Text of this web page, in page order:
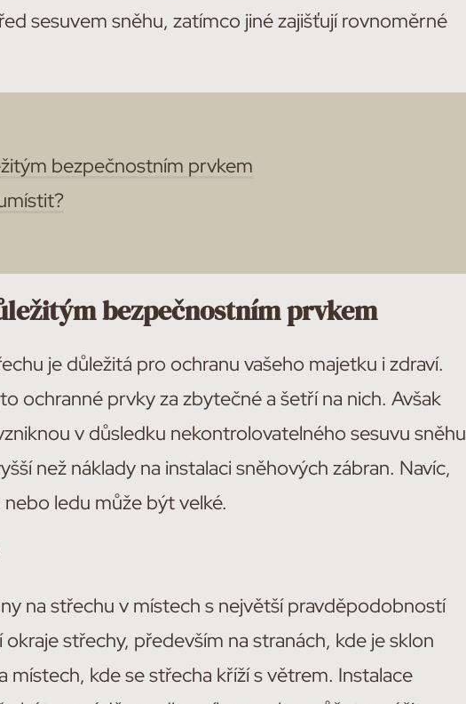
sesuvem sněhu, zatímco jiné zajišťují rovnoměrné
bezpečnostním prvkem
bezpečnostním prvkem
je důležitá pro ochranu vašeho majetku i zdraví.
ochranné prvky za zbytečné a šetří na nich. Avšak
v důsledku nekontrolovatelného sesuvu sněhu
než náklady na instalaci sněhových zábran. Navíc,
ledu může být velké.
na střechu v místech s největší pravděpodobností
střechy, především na stranách, kde je sklon
kde se střecha kříží s větrem. Instalace